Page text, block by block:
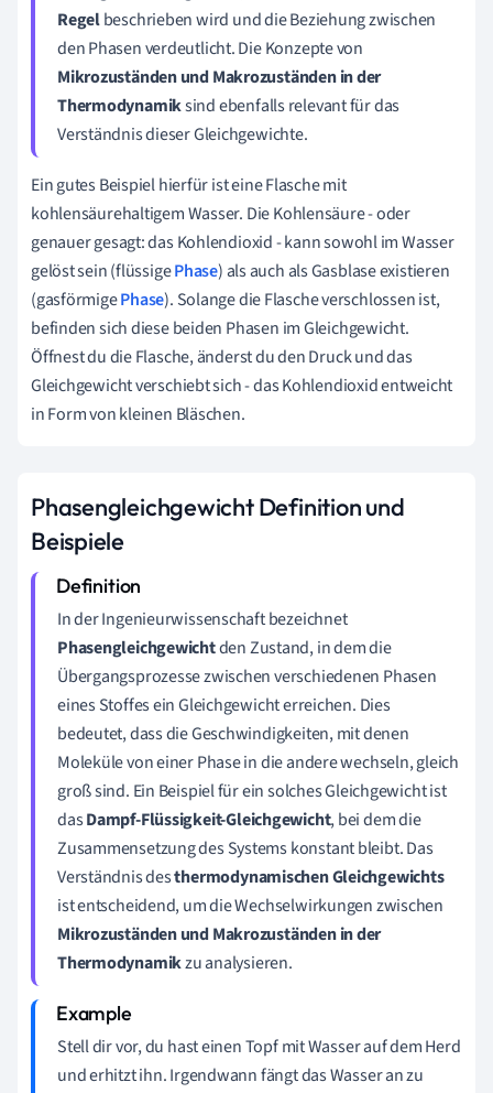
Regelbeschrieben wird und die Beziehung zwischen
den Phasen verdeutlicht. Die Konzepte von
Mikrozuständen und Makrozuständen in der
Thermodynamiksind ebenfalls relevant für das
Verständnis dieser Gleichgewichte.
Ein gutes Beispiel hierfür ist eine Flasche mit
kohlensäurehaltigem Wasser. Die Kohlensäure - oder
genauer gesagt: das Kohlendioxid - kann sowohl im Wasser
gelöst sein (flüssigePhase) als auch als Gasblase existieren
(gasförmigePhase). Solange die Flasche verschlossen ist,
befinden sich diese beiden Phasen im Gleichgewicht.
Öffnest du die Flasche, änderst du den Druck und das
Gleichgewicht verschiebt sich - das Kohlendioxid entweicht
in Form von kleinen Bläschen.
Phasengleichgewicht Definition und
Beispiele
In der Ingenieurwissenschaft bezeichnet
Phasengleichgewichtden Zustand, in dem die
Übergangsprozesse zwischen verschiedenen Phasen
eines Stoffes ein Gleichgewicht erreichen. Dies
bedeutet, dass die Geschwindigkeiten, mit denen
Moleküle von einer Phase in die andere wechseln, gleich
groß sind. Ein Beispiel für ein solches Gleichgewicht ist
dasDampf-Flüssigkeit-Gleichgewicht, bei dem die
Zusammensetzung des Systems konstant bleibt. Das
Verständnis desthermodynamischen Gleichgewichts
ist entscheidend, um die Wechselwirkungen zwischen
Mikrozuständen und Makrozuständen in der
Thermodynamikzu analysieren.
Stell dir vor, du hast einen Topf mit Wasser auf dem Herd
und erhitzt ihn. Irgendwann fängt das Wasser an zu